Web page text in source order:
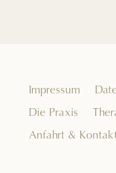
Impressum
Die Praxis
Anfahrt &